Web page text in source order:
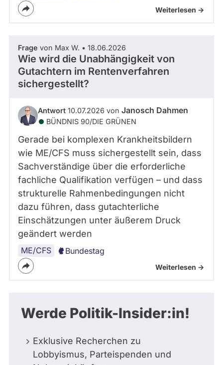
Weiterlesen ->
Frage von Max W. • 18.06.2026
Wie wird die Unabhängigkeit von
Gutachtern im Rentenverfahren
sichergestellt?
Antwort 10.07.2026 von Janosch Dahmen
BÜNDNIS 90/­DIE GRÜNEN
Gerade bei komplexen Krankheitsbildern
wie ME/CFS muss sichergestellt sein, dass
Sachverständige über die erforderliche
fachliche Qualifikation verfügen – und dass
strukturelle Rahmenbedingungen nicht
dazu führen, dass gutachterliche
Einschätzungen unter äußerem Druck
geändert werden
ME/CFS Bundestag
Weiterlesen ->
Werde Politik-Insider:in!
Exklusive Recherchen zu
Lobbyismus, Parteispenden und